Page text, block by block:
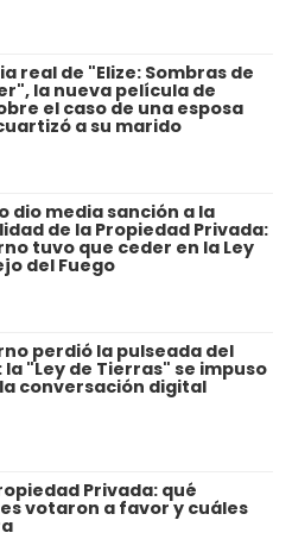
real de "Elize: Sombras de
la nueva película de
el caso de una esposa
a su marido
dio media sanción a la
de la Propiedad Privada:
tuvo que ceder en la Ley
del Fuego
perdió la pulseada del
"Ley de Tierras" se impuso
conversación digital
Privada: qué
votaron a favor y cuáles